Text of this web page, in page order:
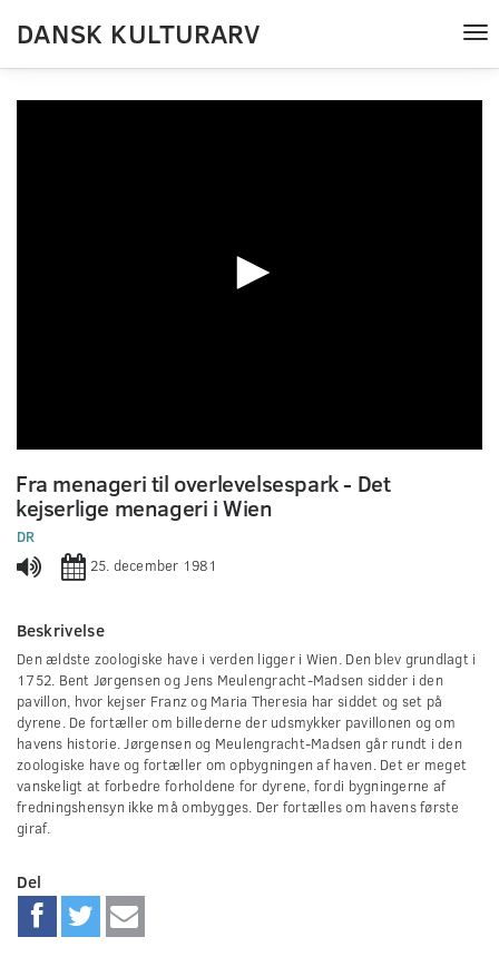
DANSK KULTURARV
seconds
of
0
seconds
Fra menageri til overlevelsespark - Det
kejserlige menageri i Wien
DR
25. december 1981
Beskrivelse
Den ældste zoologiske have i verden ligger i Wien. Den blev grundlagt i
1752. Bent Jørgensen og Jens Meulengracht-Madsen sidder i den
pavillon, hvor kejser Franz og Maria Theresia har siddet og set på
dyrene. De fortæller om billederne der udsmykker pavillonen og om
havens historie. Jørgensen og Meulengracht-Madsen går rundt i den
zoologiske have og fortæller om opbygningen af haven. Det er meget
vanskeligt at forbedre forholdene for dyrene, fordi bygningerne af
fredningshensyn ikke må ombygges. Der fortælles om havens første
giraf.
Del